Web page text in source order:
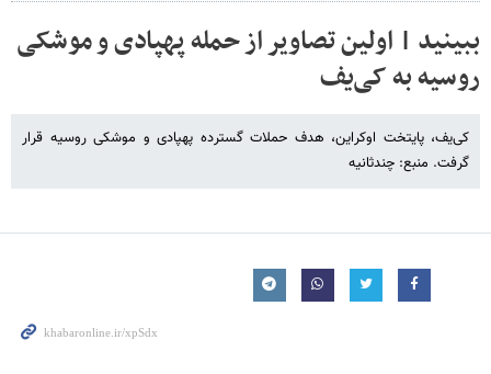
ببینید | اولین تصاویر از حمله پهپادی و موشکی
روسیه به کی‌یف
کی‌یف، پایتخت اوکراین، هدف حملات گسترده پهپادی و موشکی روسیه قرار
گرفت. منبع: چندثانیه